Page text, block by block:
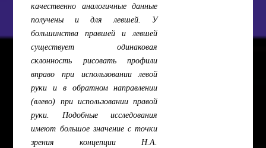
качественно аналогичные данные
получены и для левшей. У
большинства правшей и левшей
существует одинаковая
склонность рисовать профили
вправо при использовании левой
руки и в обратном направлении
(влево) при использовании правой
руки. Подобные исследования
имеют большое значение с точки
зрения концепции Н.А.